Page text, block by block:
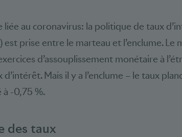
liée au coronavirus: la politique de taux
est prise entre le marteau et l’enclume. Le
d’assouplissement monétaire à
Mais il y a l’enclume – le taux
à -0,75 %.
des taux